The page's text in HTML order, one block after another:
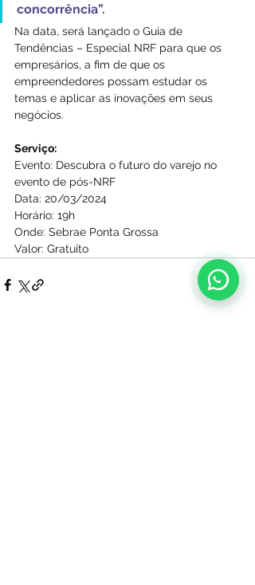
concorrência”.
Na data, será lançado o Guia de
Tendências – Especial NRF para que os
empresários, a fim de que os
empreendedores possam estudar os
temas e aplicar as inovações em seus
negócios.
Serviço:
Evento: Descubra o futuro do varejo no
evento de pós-NRF
Data: 20/03/2024
Horário: 19h
Onde: Sebrae Ponta Grossa
Valor: Gratuito